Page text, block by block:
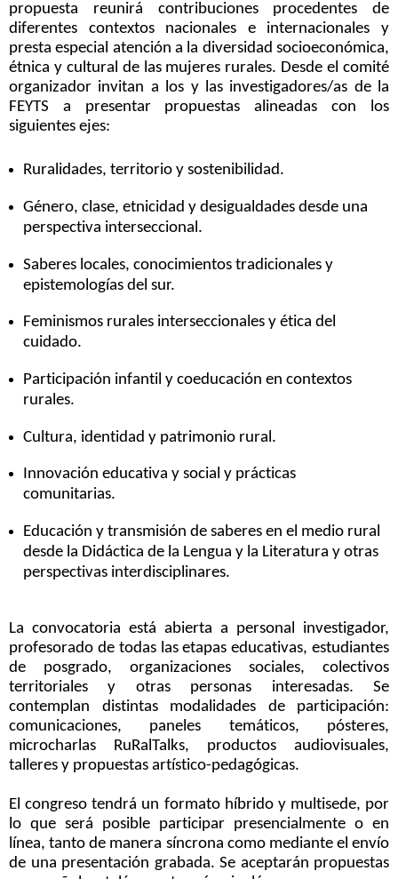
propuesta reunirá contribuciones procedentes de
diferentes contextos nacionales e internacionales y
presta especial atención a la diversidad socioeconómica,
étnica y cultural de las mujeres rurales. Desde el comité
organizador invitan a los y las investigadores/as de la
FEYTS a presentar propuestas alineadas con los
siguientes ejes:
Ruralidades, territorio y sostenibilidad.
Género, clase, etnicidad y desigualdades desde una
perspectiva interseccional.
Saberes locales, conocimientos tradicionales y
epistemologías del sur.
Feminismos rurales interseccionales y ética del
cuidado.
Participación infantil y coeducación en contextos
rurales.
Cultura, identidad y patrimonio rural.
Innovación educativa y social y prácticas
comunitarias.
Educación y transmisión de saberes en el medio rural
desde la Didáctica de la Lengua y la Literatura y otras
perspectivas interdisciplinares.
La convocatoria está abierta a personal investigador,
profesorado de todas las etapas educativas, estudiantes
de posgrado, organizaciones sociales, colectivos
territoriales y otras personas interesadas. Se
contemplan distintas modalidades de participación:
comunicaciones, paneles temáticos, pósteres,
microcharlas RuRalTalks, productos audiovisuales,
talleres y propuestas artístico-pedagógicas.
El congreso tendrá un formato híbrido y multisede, por
lo que será posible participar presencialmente o en
línea, tanto de manera síncrona como mediante el envío
de una presentación grabada. Se aceptarán propuestas